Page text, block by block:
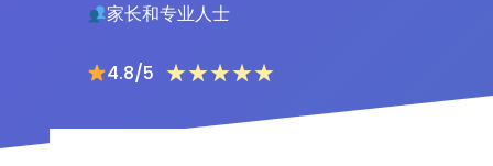
家长和专业人士
4.8/5 ★★★★★